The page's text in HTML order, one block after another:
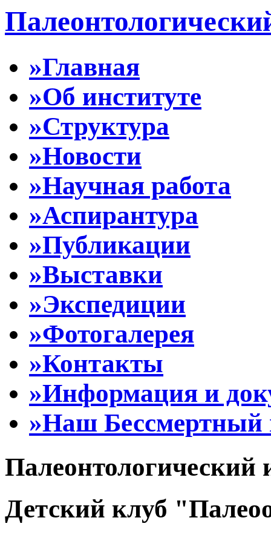
»Главная
»Об институте
»Структура
»Новости
»Научная работа
»Аспирантура
»Публикации
»Выставки
»Экспедиции
»Фотогалерея
»Контакты
»Информация и
»Наш Бессмертный
Палеонтологический
Детский клуб